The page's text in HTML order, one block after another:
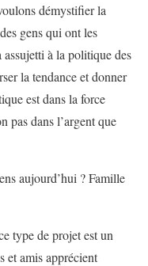
démystifier la
gens qui ont les
à la politique des
la tendance et donner
est dans la force
pas dans l’argent que
aujourd’hui ? Famille
type de projet est un
et amis apprécient